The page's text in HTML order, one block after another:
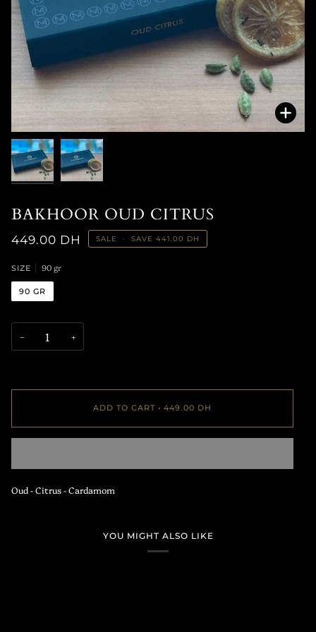
BAKHOOR OUD CITRUS
449.00 DH SALE • SAVE 441.00 DH
SIZE 90 gr
90 GR
− +
ADD TO CART • 449.00 DH
Oud - Citrus - Cardamom
YOU MIGHT ALSO LIKE